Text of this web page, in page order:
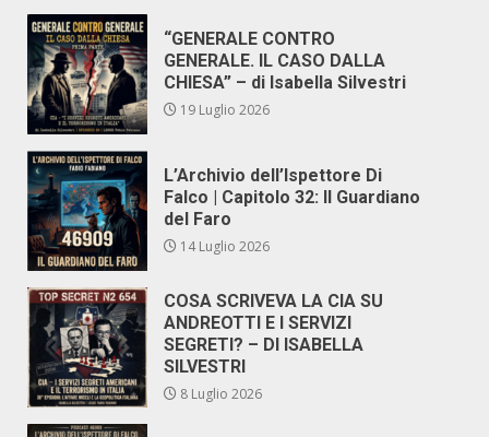
“GENERALE CONTRO
GENERALE. IL CASO DALLA
CHIESA” – di Isabella Silvestri
19 Luglio 2026
L’Archivio dell’Ispettore Di
Falco | Capitolo 32: Il Guardiano
del Faro
14 Luglio 2026
COSA SCRIVEVA LA CIA SU
ANDREOTTI E I SERVIZI
SEGRETI? – DI ISABELLA
SILVESTRI
8 Luglio 2026